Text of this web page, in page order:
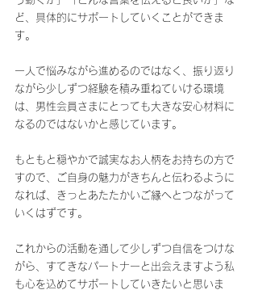
ど、具体的にサポートしていくことができま
す。
一人で悩みながら進めるのではなく、振り返り
ながら少しずつ経験を積み重ねていける環境
は、男性会員さまにとっても大きな安心材料に
なるのではないかと感じています。
もともと穏やかで誠実なお人柄をお持ちの方で
すので、ご自身の魅力がきちんと伝わるように
なれば、きっとあたたかいご縁へとつながって
いくはずです。
これからの活動を通して少しずつ自信をつけな
がら、すてきなパートナーと出会えますよう私
も心を込めてサポートしていきたいと思いま